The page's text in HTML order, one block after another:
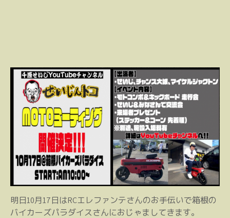
明日10月17日はRCエレファンテさんのお手伝いで箱根の
バイカーズパラダイスさんにおじゃましてきます。